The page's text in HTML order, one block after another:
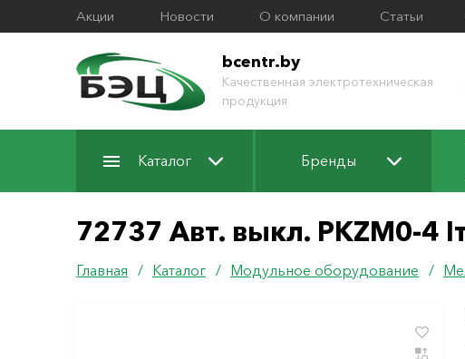
Акции Новости О компании Статьи
bcentr.by
Качественная электротехническая
продукция
Каталог Бренды
72737 Авт. выкл. PKZM0-4
Главная / Каталог / Модульное оборудование /